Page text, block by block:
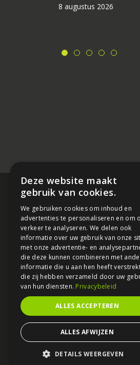
8 augustus 2026
Deze website maakt
gebruik van cookies.
We gebruiken cookies om inhoud en
advertenties te personaliseren en om
verkeer te analyseren. We delen ook
informatie over uw gebruik van onze
met onze advertentie- en
die deze kunnen combineren met
informatie die u aan hen heeft
die zij hebben verzameld door uw
van hun diensten. Privacybeleid
ALLES ACCEPTEREN
ALLES AFWIJZEN
DETAILS WEERGEVEN